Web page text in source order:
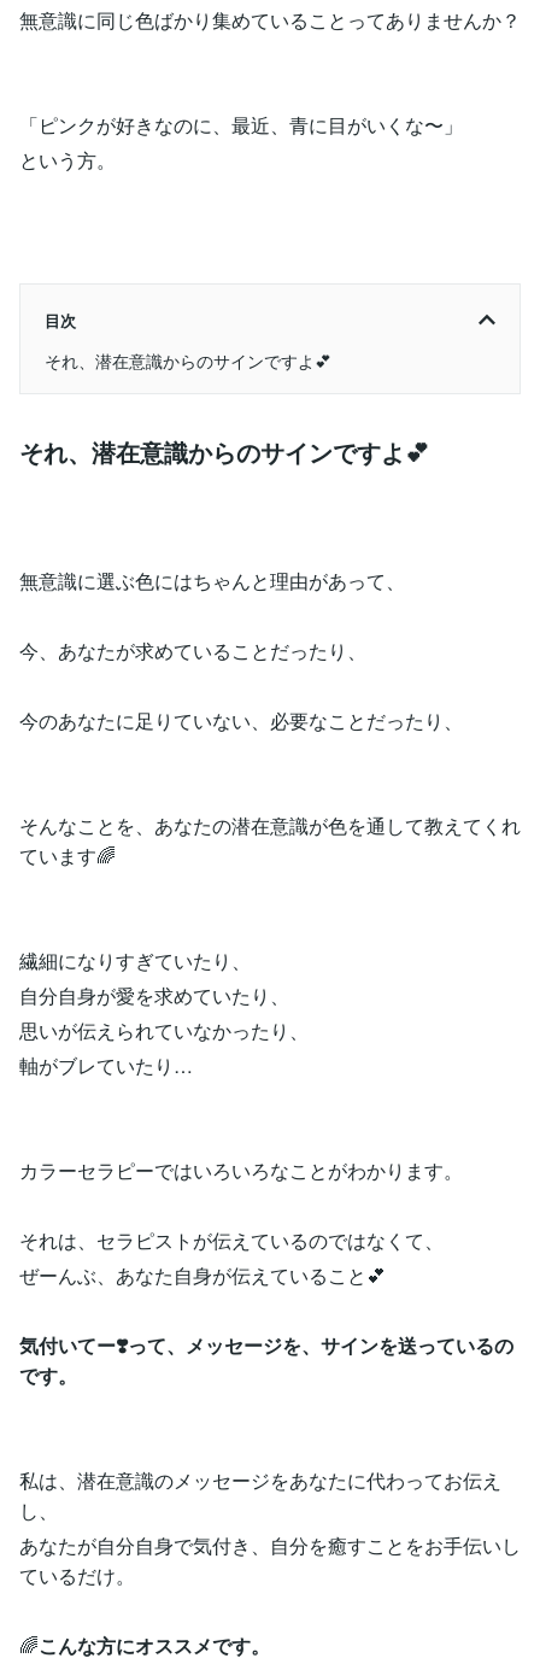
無意識に同じ色ばかり集めていることってありませんか？
「ピンクが好きなのに、最近、青に目がいくな〜」
という方。
目次
それ、潜在意識からのサインですよ💕
それ、 潜在意識からのサインですよ💕
無意識に選ぶ色にはちゃんと理由があって、
今、あなたが求めていることだったり、
今のあなたに足りていない、必要なことだったり、
そんなことを、あなたの潜在意識が色を通して教えてくれ
ています🌈
繊細になりすぎていたり、
自分自身が愛を求めていたり、
思いが伝えられていなかったり、
軸がブレていたり…
カラーセラピーではいろいろなことがわかります。
それは、セラピストが伝えているのではなくて、
ぜーんぶ、あなた自身が伝えていること💕
気付いてー❣️って、メッセージを、サインを送っているの
です。
私は、潜在意識のメッセージをあなたに代わってお伝え
し、
あなたが自分自身で気付き、自分を癒すことをお手伝いし
ているだけ。
🌈こんな方にオススメです。